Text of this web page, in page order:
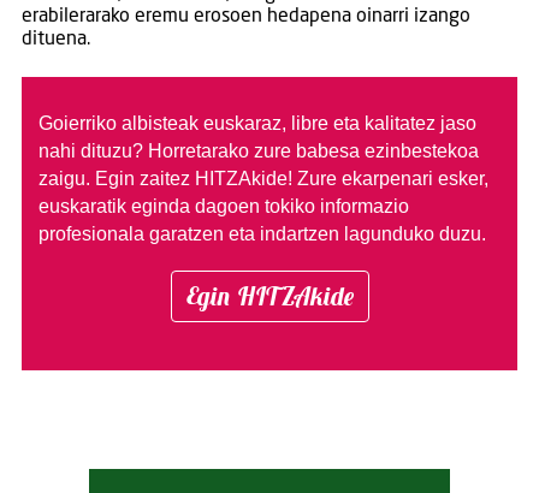
erabilerarako eremu erosoen hedapena oinarri izango
dituena.
Goierriko albisteak euskaraz, libre eta kalitatez jaso
nahi dituzu? Horretarako zure babesa ezinbestekoa
zaigu. Egin zaitez HITZAkide! Zure ekarpenari esker,
euskaratik eginda dagoen tokiko informazio
profesionala garatzen eta indartzen lagunduko duzu.
Egin HITZAkide